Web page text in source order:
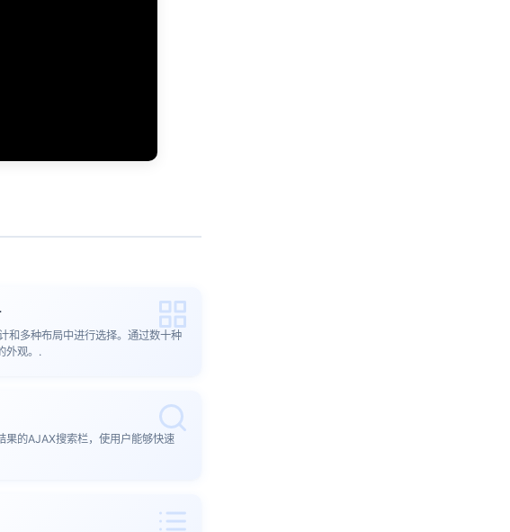
和多种布局中进行选择。通过数十种
外观。.
果的AJAX搜索栏，使用户能够快速